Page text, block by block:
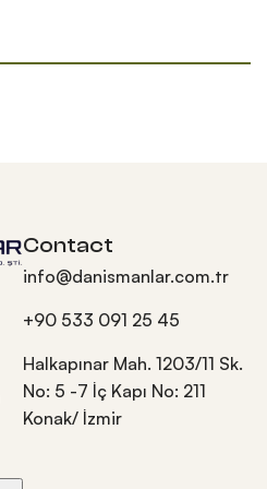
Contact
info@danismanlar.com.tr
+90 533 091 25 45
Halkapınar Mah. 1203/11 Sk.
No: 5 -7 İç Kapı No: 211
Konak/ İzmir